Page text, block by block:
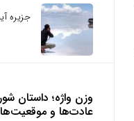
جزیره
وزن واژه‌؛ داستان
عادت‌ها و موقعیت‌ها